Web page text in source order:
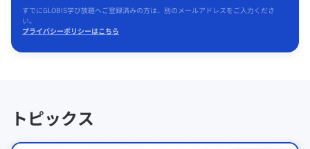
すでにGLOBIS学び放題へご登録済みの方は、別のメールアドレスをご入力くださ
い。
プライバシーポリシーはこちら
トピックス